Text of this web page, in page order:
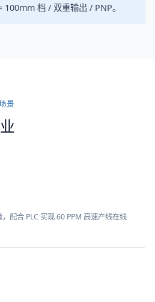
档 / 双重输出 / PNP。
景
配合 PLC 实现 60 PPM 高速产线在线